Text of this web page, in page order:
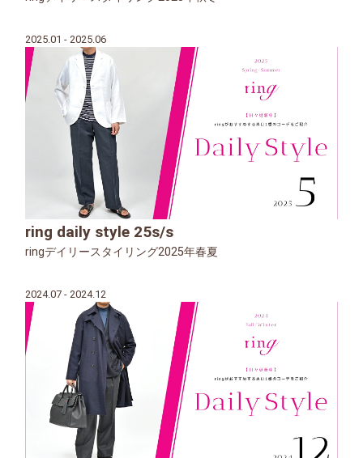
2025.01 - 2025.06
ring daily style 25s/s
ringデイリースタイリング2025年春夏
2024.07 - 2024.12